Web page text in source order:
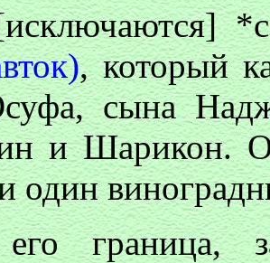
, который
сына
и Шарикон.
один
граница,